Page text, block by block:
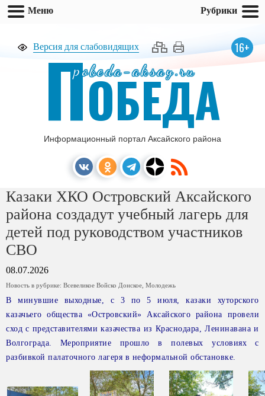
Версия для слабовидящих 16+
pobeda-aksay.ru
ПОБЕДА
Информационный портал Аксайского района
Казаки ХКО Островский Аксайского
района создадут учебный лагерь для
детей под руководством участников
СВО
08.07.2026
Новость в рубрике: Всевеликое Войско Донское Молодежь
В минувшие выходные, с 3 по 5 июля, казаки хуторского
казачьего общества «Островский» Аксайского района провели
сход с представителями казачества из Краснодара, Ленинавана и
Волгограда. Мероприятие прошло в полевых условиях с
разбивкой палаточного лагеря в неформальной обстановке.
Меню Рубрики